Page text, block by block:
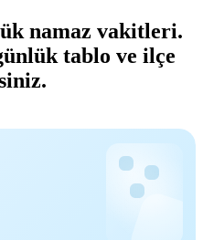
namaz vakitleri.
tablo ve ilçe